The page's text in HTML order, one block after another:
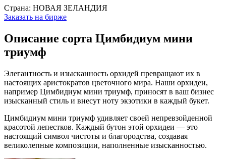
Страна: НОВАЯ ЗЕЛАНДИЯ
Заказать на бирже
Описание сорта Цимбидиум мини
триумф
Элегантность и изысканность орхидей превращают их в
настоящих аристократов цветочного мира. Наши орхидеи,
например Цимбидиум мини триумф, приносят в ваш бизнес
изысканный стиль и внесут ноту экзотики в каждый букет.
Цимбидиум мини триумф удивляет своей непревзойденной
красотой лепестков. Каждый бутон этой орхидеи — это
настоящий символ чистоты и благородства, создавая
великолепные композиции, наполненные изысканностью.